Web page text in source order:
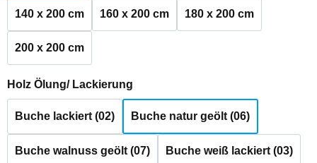
140 x 200 cm 160 x 200 cm 180 x 200 cm
200 x 200 cm
Holz Ölung/ Lackierung
Buche lackiert (02) Buche natur geölt (06)
Buche walnuss geölt (07) Buche weiß lackiert (03)